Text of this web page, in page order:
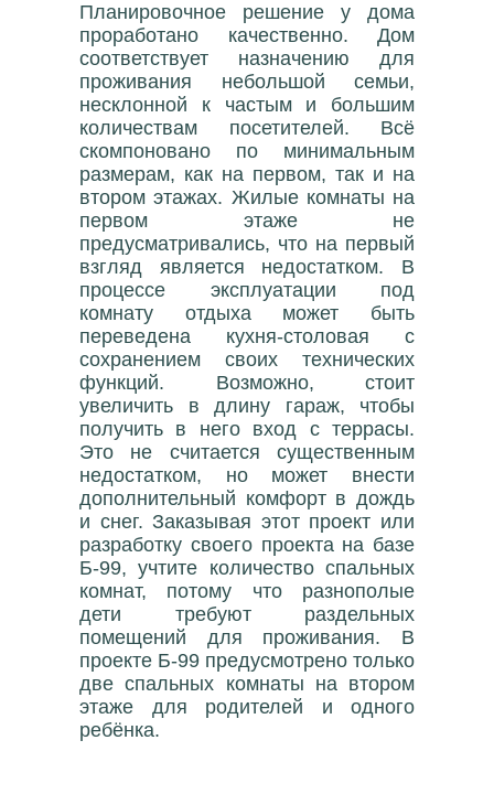
Планировочное решение у дома
проработано качественно. Дом
соответствует назначению для
проживания небольшой семьи,
несклонной к частым и большим
количествам посетителей. Всё
скомпоновано по минимальным
размерам, как на первом, так и на
втором этажах. Жилые комнаты на
первом этаже не
предусматривались, что на первый
взгляд является недостатком. В
процессе эксплуатации под
комнату отдыха может быть
переведена кухня-столовая с
сохранением своих технических
функций. Возможно, стоит
увеличить в длину гараж, чтобы
получить в него вход с террасы.
Это не считается существенным
недостатком, но может внести
дополнительный комфорт в дождь
и снег. Заказывая этот проект или
разработку своего проекта на базе
Б-99, учтите количество спальных
комнат, потому что разнополые
дети требуют раздельных
помещений для проживания. В
проекте Б-99 предусмотрено только
две спальных комнаты на втором
этаже для родителей и одного
ребёнка.